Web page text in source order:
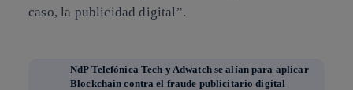
caso, la publicidad digital”.
NdP Telefónica Tech y Adwatch se alían para aplicar
Blockchain contra el fraude publicitario digital